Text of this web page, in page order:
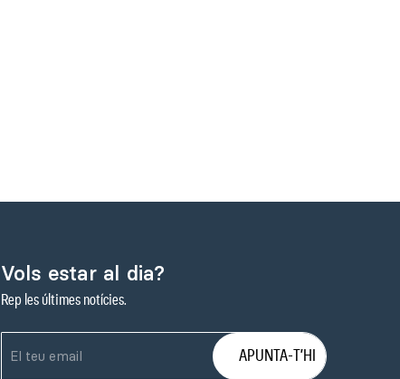
Vols estar al dia?
Rep les últimes notícies.